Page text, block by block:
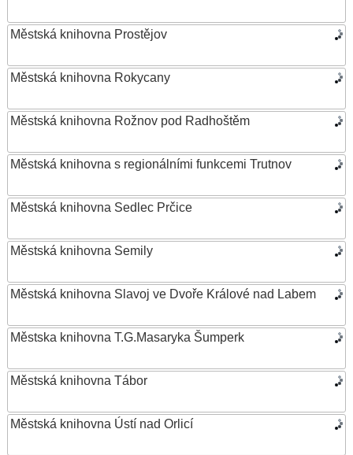
Městská knihovna Prostějov
Městská knihovna Rokycany
Městská knihovna Rožnov pod Radhoštěm
Městská knihovna s regionálními funkcemi Trutnov
Městská knihovna Sedlec Prčice
Městská knihovna Semily
Městská knihovna Slavoj ve Dvoře Králové nad Labem
Městska knihovna T.G.Masaryka Šumperk
Městská knihovna Tábor
Městská knihovna Ústí nad Orlicí